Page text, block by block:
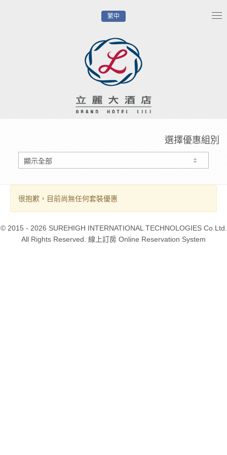
繁中
選擇優惠組別
很抱歉，目前尚無任何套裝優惠
© 2015 - 2026 SUREHIGH INTERNATIONAL TECHNOLOGIES Co.Ltd.
All Rights Reserved. 線上訂房 Online Reservation System